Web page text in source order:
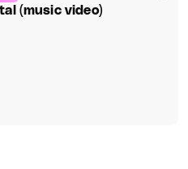
(music video)